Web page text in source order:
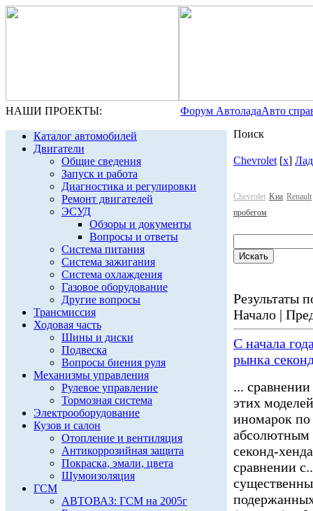
НАШИ ПРОЕКТЫ: Форум АвтоладаАвто
Каталог автомобилей
Двигатели
Общие сведения
Запуск и работа
Диагностика и регулировки
Ремонт двигателей
ЭСУД
Обзоры и документы
Вопросы и ответы
Система питания
Система зажигания
Система охлаждения
Газовое оборудование
Другие вопросы
Трансмиссия
Ходовая часть
Шины и диски
Подвеска
Вопросы биения руля
Механизмы управления
Рулевое управление
Тормозная система
Электрооборудование
Кузов и салон
Отопление и вентиляция
Антикоррозийная защита
Покраска, эмали, цвета
Шумоизоляция
ГСМ
АВТОВАЗ: ГСМ на 2005г
Поиск
Chevrolet [x]
Chevrolet Kиа Renault
пробегом
Результаты
Начало |
С начала
рынка
...
этих
иномарок
абсолютным
секонд-
сравнении